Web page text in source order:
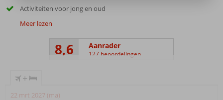
Activiteiten voor jong en oud
Meer lezen
8,6 Aanrader
127 beoordelingen
+
22 mrt 2027 (ma)